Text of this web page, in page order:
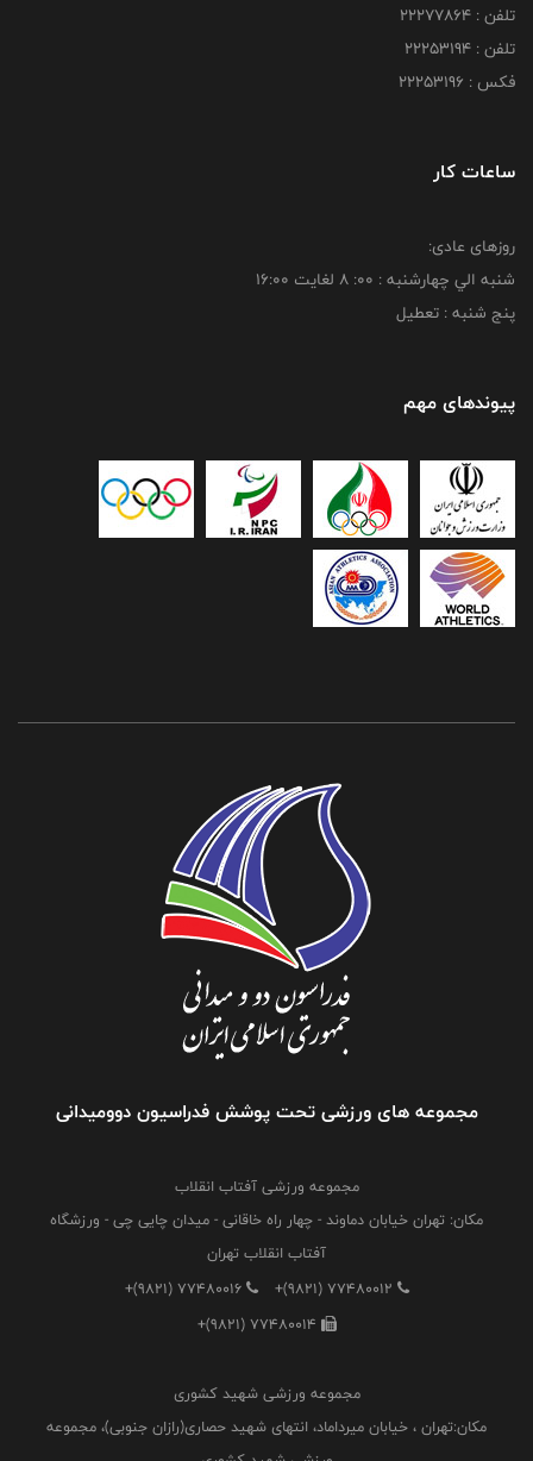
تلفن : 22277864
تلفن : 22253194
فکس : 22253196
ساعات کار
روزهای عادی:
شنبه الي چهارشنبه : 00: 8 لغايت 16:00
پنج شنبه : تعطیل
پیوندهای مهم
مجموعه های ورزشی تحت پوشش فدراسیون دوومیدانی
مجموعه ورزشی آفتاب انقلاب
مکان: تهران خیابان دماوند - چهار راه خاقانی - میدان چایی چی - ورزشگاه
آفتاب انقلاب تهران
+(9821) 77480012
+(9821) 77480016
+(9821) 77480014
مجموعه ورزشی شهید کشوری
مکان:تهران ، خیابان میرداماد، انتهای شهید حصاری(رازان جنوبی)، مجموعه